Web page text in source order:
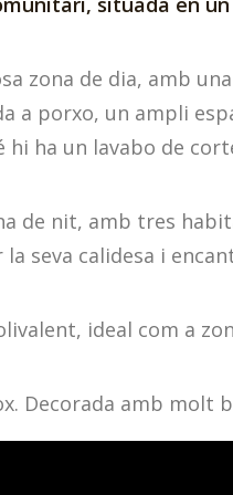
zona de dia, amb
a porxo, un ampli
ha un lavabo de
de nit, amb tres
seva calidesa i
ideal com a
Decorada amb molt